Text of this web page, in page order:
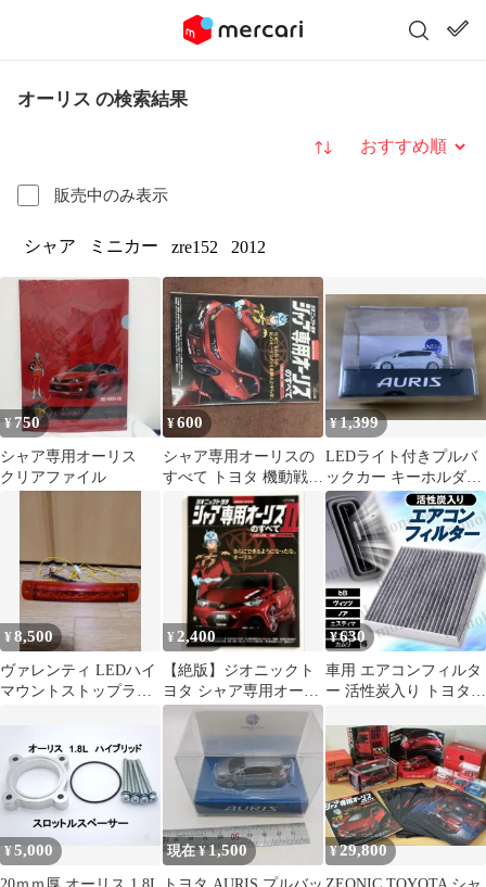
オーリス の検索結果
販売中のみ表示
並び替え
シャア ミニカー zre152 2012
¥ 750
シャア専用オーリス
クリアファイル
¥600
シャア専用オーリスの
すべて トヨタ 機動戦士
ガンダム
¥1,399
LEDライト付きプルバ
ックカー キーホルダー
オーリス 非売品
¥8,500
ヴァレンティ LEDハイ
マウントストップラン
¥ 2,400
【絶版】ジオニックト
ヨタ シャア専用オーリ
スIIのすべて
¥630
車用 エアコンフィルタ
ー 活性炭入り トヨタ
クア アベンシスワゴン
アリオン イスト ヴァン
ガード ウィッシュ ヴィ
ッツ ヴォクシー ノア
エスティマ オーリス カ
ムリ カローラ アクシオ
フィールダー カローラ
ルミオン
¥5,000 現在 ¥1,500 ¥29,800